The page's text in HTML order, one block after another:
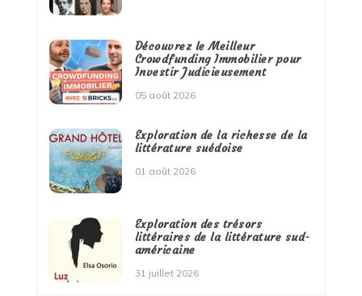
Découvrez le Meilleur
Crowdfunding Immobilier pour
Investir Judicieusement
05 août 2026
Exploration de la richesse de la
littérature suédoise
01 août 2026
Exploration des trésors
littéraires de la littérature sud-
américaine
31 juillet 2026